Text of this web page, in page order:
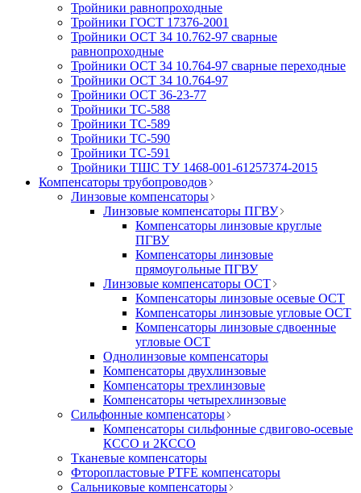
Тройники равнопроходные
Тройники ГОСТ 17376-2001
Тройники ОСТ 34 10.762-97 сварные
равнопроходные
Тройники ОСТ 34 10.764-97 сварные переходные
Тройники ОСТ 34 10.764-97
Тройники ОСТ 36-23-77
Тройники ТС-588
Тройники ТС-589
Тройники ТС-590
Тройники ТС-591
Тройники ТШС ТУ 1468-001-61257374-2015
Компенсаторы трубопроводов
Линзовые компенсаторы
Линзовые компенсаторы ПГВУ
Компенсаторы линзовые круглые
ПГВУ
Компенсаторы линзовые
прямоугольные ПГВУ
Линзовые компенсаторы ОСТ
Компенсаторы линзовые осевые ОСТ
Компенсаторы линзовые угловые ОСТ
Компенсаторы линзовые сдвоенные
угловые ОСТ
Однолинзовые компенсаторы
Компенсаторы двухлинзовые
Компенсаторы трехлинзовые
Компенсаторы четырехлинзовые
Сильфонные компенсаторы
Компенсаторы сильфонные сдвигово-осевые
КССО и 2КССО
Тканевые компенсаторы
Фторопластовые PTFE компенсаторы
Сальниковые компенсаторы